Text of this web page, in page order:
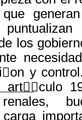
los
y
renales,
carga